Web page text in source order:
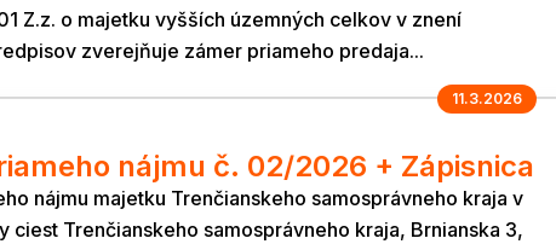
Z.z. o majetku vyšších územných celkov v znení
zverejňuje zámer priameho predaja...
11.3.2026
nájmu č. 02/2026 + Zápisnica
nájmu majetku Trenčianskeho samosprávneho kraja v
ciest Trenčianskeho samosprávneho kraja, Brnianska 3,